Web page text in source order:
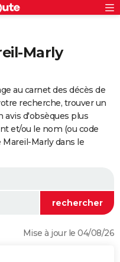
Marly
au carnet des décès de
recherche, trouver un
avis d'obsèques plus
et/ou le nom (ou code
Marly dans le
Mise à jour le 04/08/26